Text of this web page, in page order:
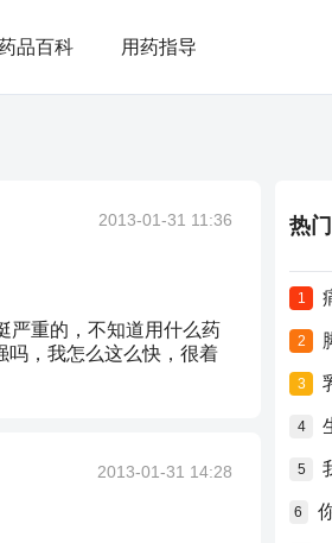
品百科 用药指导
2013-01-31 11:36
严重的，不知道用什么药
吗，我怎么这么快，很着
2013-01-31 14:28
热
1
2
3
4
5
6